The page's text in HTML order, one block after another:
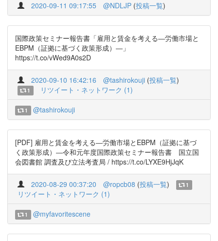
2020-09-11 09:17:55 @NDLJP (投稿一覧)
国際政策セミナー報告書「雇用と賃金を考える―労働市場と
EBPM（証拠に基づく政策形成）―」
https://t.co/vWed9A0s2D
2020-09-10 16:42:16 @tashirokouji (投稿一覧)
1 リツイート・ネットワーク (1)
1 @tashirokouji
[PDF] 雇用と賃金を考える―労働市場とEBPM（証拠に基づ
く政策形成）―令和元年度国際政策セミナー報告書 国立国
会図書館 調査及び立法考査局 / https://t.co/LYXE9HjJqK
2020-08-29 00:37:20 @ropcb08 (投稿一覧) 1
リツイート・ネットワーク (1)
1 @myfavoritescene